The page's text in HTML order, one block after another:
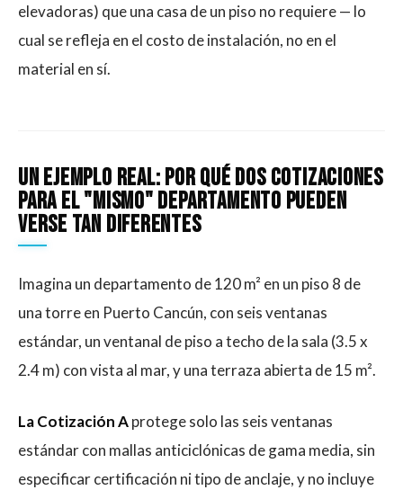
elevadoras) que una casa de un piso no requiere — lo
cual se refleja en el costo de instalación, no en el
material en sí.
Un ejemplo real: por qué dos cotizaciones
para el "mismo" departamento pueden
verse tan diferentes
Imagina un departamento de 120 m² en un piso 8 de
una torre en Puerto Cancún, con seis ventanas
estándar, un ventanal de piso a techo de la sala (3.5 x
2.4 m) con vista al mar, y una terraza abierta de 15 m².
La Cotización Aprotege solo las seis ventanas
estándar con mallas anticiclónicas de gama media, sin
especificar certificación ni tipo de anclaje, y no incluye